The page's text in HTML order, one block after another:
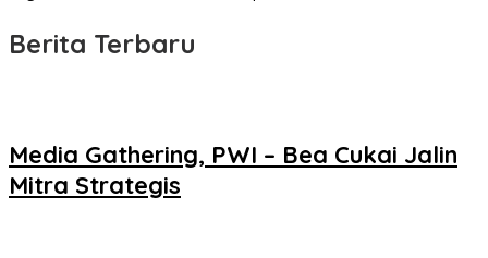
Berita Terbaru
Media Gathering, PWI – Bea Cukai Jalin
Mitra Strategis